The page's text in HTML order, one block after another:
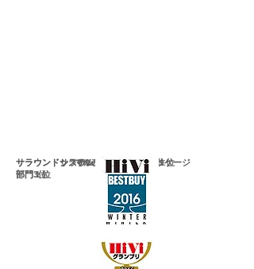
サラウンドシステム
部門3位
サラウンドシステム
部門１位
マルチCHスピーカー１位
マルチCHスピーカー１位
サラウンドスピーカーパッケージ